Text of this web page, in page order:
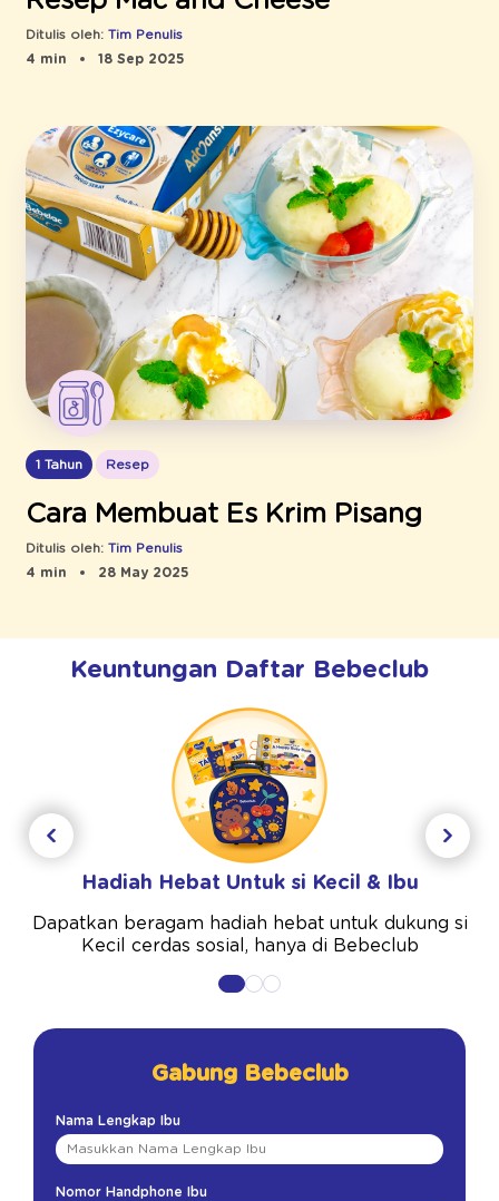
Ditulis oleh: Tim Penulis
4 min
18 Sep 2025
1 Tahun Resep
Cara Membuat Es Krim Pisang
Ditulis oleh: Tim Penulis
4 min
28 May 2025
Keuntungan Daftar Bebeclub
Hadiah Hebat Untuk si Kecil & Ibu
Dapatkan beragam hadiah hebat untuk dukung si
Kecil cerdas sosial, hanya di Bebeclub
Gabung Bebeclub
Nama Lengkap Ibu
Nomor Handphone Ibu